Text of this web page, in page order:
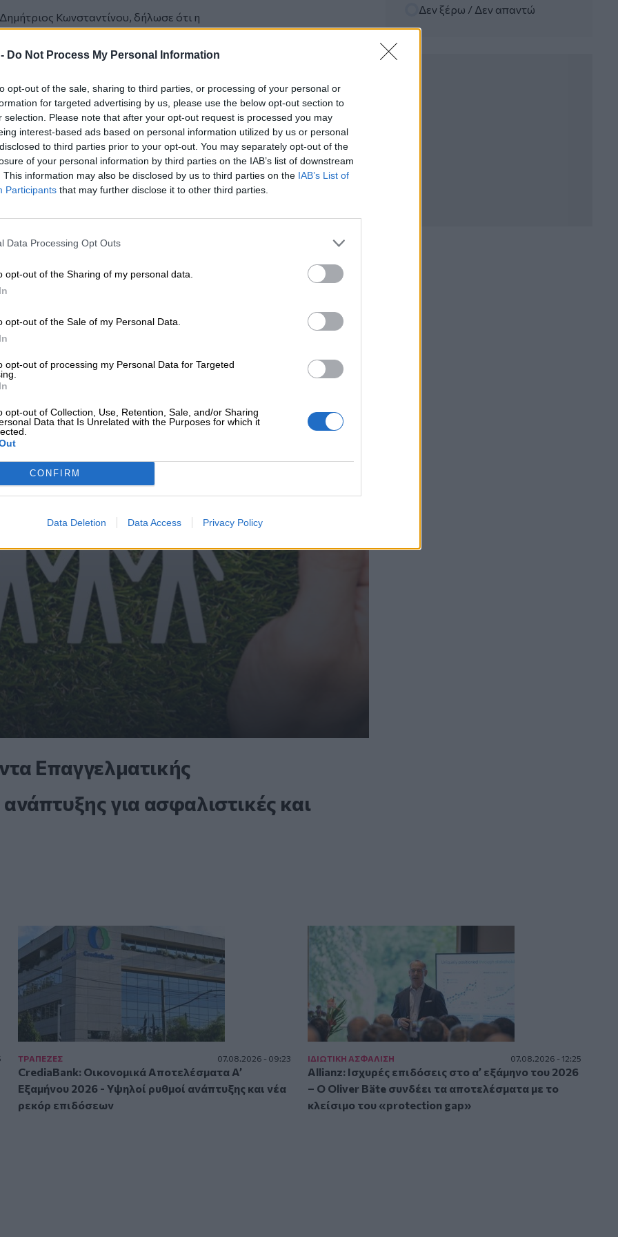
Do Not Process My Personal Information
opt-out of the sale, sharing to third parties, or processing of your personal or
for targeted advertising by us, please use the below opt-out section to
selection. Please note that after your opt-out request is processed you may
interest-based ads based on personal information utilized by us or personal
to third parties prior to your opt-out. You may separately opt-out of the
of your personal information by third parties on the IAB’s list of downstream
This information may also be disclosed by us to third parties on the IAB’s List of
Participants that may further disclose it to other third parties.
Data Processing Opt Outs
opt-out of the Sharing of my personal data.
opt-out of the Sale of my Personal Data.
opt-out of processing my Personal Data for Targeted
opt-out of Collection, Use, Retention, Sale, and/or Sharing
Data that Is Unrelated with the Purposes for which it
CONFIRM
Data Deletion Data Access Privacy Policy
Κωνσταντίνου, δήλωσε ότι η
της αφοσίωσης, προσήλωσης και
τέτοιου είδους επενδύσεις, ότι
τις εξελίξεις και καταβάλει
εξυπηρέτηση των πελατών της,
στην χώρα μας η οποία διαθέτει
συνέχειας.
nextdeal.grως
ενημέρωσης στο Google
Kavita Patel - PhARMA Innovation
Forum: Ένα στα πέντε καινοτόμα
φάρμακα φτάνει τελικά στην Ελλάδα
Δεν ξέρω / Δεν απαντώ
ροή
Επαγγελματικής
για ασφαλιστικές και
ΤΡAΠΕΖΕΣ 07.08.2026 - 09:23
CrediaBank: Οικονομικά Αποτελέσματα A’
Εξαμήνου 2026 - Υψηλοί ρυθμοί ανάπτυξης και νέα
ρεκόρ επιδόσεων
ΙΔΙΩΤΙΚΗ ΑΣΦAΛΙΣΗ 07.08.2026 - 12:25
Allianz: Ισχυρές επιδόσεις στο α’ εξάμηνο του 2026
– Ο Oliver Bäte συνδέει τα αποτελέσματα με το
κλείσιμο του «protection gap»